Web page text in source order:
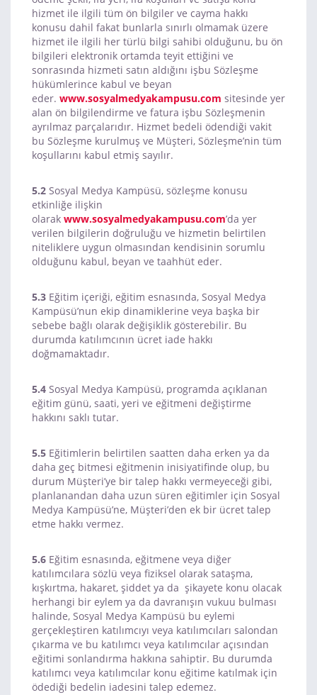
hizmet ile ilgili tüm ön bilgiler ve cayma hakkı
konusu dahil fakat bunlarla sınırlı olmamak üzere
hizmet ile ilgili her türlü bilgi sahibi olduğunu, bu ön
bilgileri elektronik ortamda teyit ettiğini ve
sonrasında hizmeti satın aldığını işbu Sözleşme
hükümlerince kabul ve beyan
eder. www.sosyalmedyakampusu.com sitesinde yer
alan ön bilgilendirme ve fatura işbu Sözleşmenin
ayrılmaz parçalarıdır. Hizmet bedeli ödendiği vakit
bu Sözleşme kurulmuş ve Müşteri, Sözleşme’nin tüm
koşullarını kabul etmiş sayılır.
5.2 Sosyal Medya Kampüsü, sözleşme konusu
etkinliğe ilişkin
olarak www.sosyalmedyakampusu.com’da yer
verilen bilgilerin doğruluğu ve hizmetin belirtilen
niteliklere uygun olmasından kendisinin sorumlu
olduğunu kabul, beyan ve taahhüt eder.
5.3 Eğitim içeriği, eğitim esnasında, Sosyal Medya
Kampüsü’nun ekip dinamiklerine veya başka bir
sebebe bağlı olarak değişiklik gösterebilir. Bu
durumda katılımcının ücret iade hakkı
doğmamaktadır.
5.4 Sosyal Medya Kampüsü, programda açıklanan
eğitim günü, saati, yeri ve eğitmeni değiştirme
hakkını saklı tutar.
5.5 Eğitimlerin belirtilen saatten daha erken ya da
daha geç bitmesi eğitmenin inisiyatifinde olup, bu
durum Müşteri’ye bir talep hakkı vermeyeceği gibi,
planlanandan daha uzun süren eğitimler için Sosyal
Medya Kampüsü’ne, Müşteri’den ek bir ücret talep
etme hakkı vermez.
5.6 Eğitim esnasında, eğitmene veya diğer
katılımcılara sözlü veya fiziksel olarak sataşma,
kışkırtma, hakaret, şiddet ya da şikayete konu olacak
herhangi bir eylem ya da davranışın vukuu bulması
halinde, Sosyal Medya Kampüsü bu eylemi
gerçekleştiren katılımcıyı veya katılımcıları salondan
çıkarma ve bu katılımcı veya katılımcılar açısından
eğitimi sonlandırma hakkına sahiptir. Bu durumda
katılımcı veya katılımcılar konu eğitime katılmak için
ödediği bedelin iadesini talep edemez.